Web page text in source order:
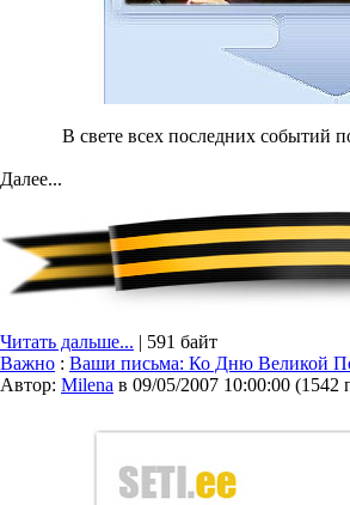
В свете всех последних событий
Далее...
Читать дальше... | 591 байт
Важно : Ваши письма: Ко Дню Великой
Автор: Milena в 09/05/2007 10:00:00 (1542